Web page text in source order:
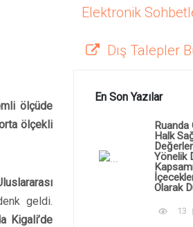
ölçüde
ölçekli
geldi.
Kigali’de
Elektronik
Dış Talepler
En Son Yazılar
Ruanda
Halk
Yönelik
Olarak
13